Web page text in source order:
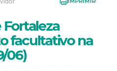
facultativo na
06)